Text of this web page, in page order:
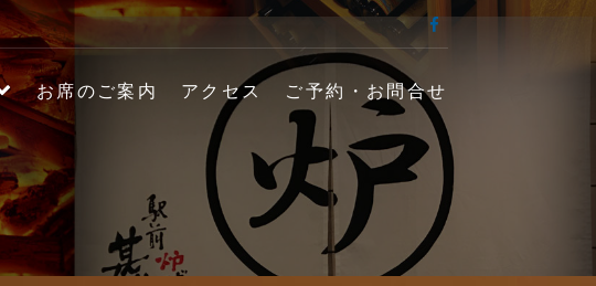
facebook
炉端 甚十郎】の公式
お席のご案内 アクセス ご予約・お問合せ